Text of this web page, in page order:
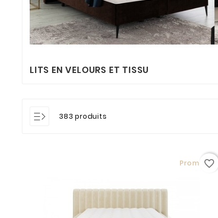
LITS EN VELOURS ET TISSU
383 produits
Promo !favorite_border